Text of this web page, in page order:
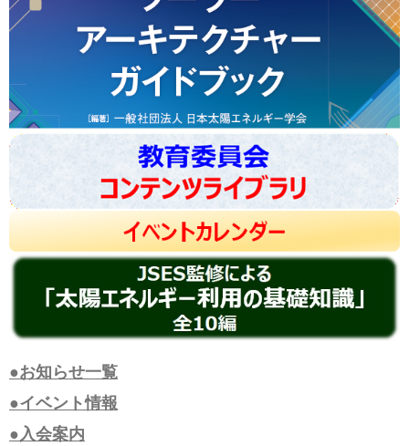
●お知らせ一覧
●イベント情報
●入会案内